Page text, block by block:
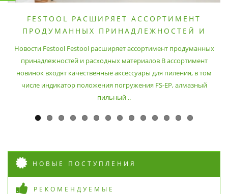
FESTOOL РАСШИРЯЕТ АССОРТИМЕНТ
ПРОДУМАННЫХ ПРИНАДЛЕЖНОСТЕЙ И
Новости Festool Festool расширяет ассортимент продуманных
принадлежностей и расходных материалов В ассортимент
новинок входят качественные аксессуары для пиления, в том
числе индикатор положения погружения FS-EP, алмазный
пильный ..
НОВЫЕ ПОСТУПЛЕНИЯ
РЕКОМЕНДУЕМЫЕ